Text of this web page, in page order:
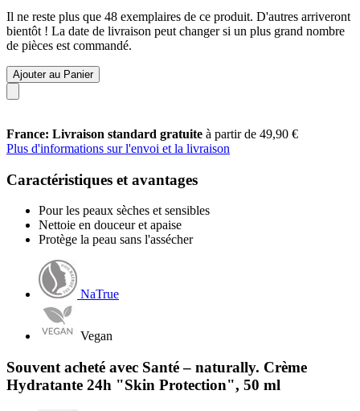
Il ne reste plus que 48 exemplaires de ce produit. D'autres arriveront
bientôt ! La date de livraison peut changer si un plus grand nombre
de pièces est commandé.
Ajouter au Panier
France: Livraison standard gratuite à partir de 49,90 €
Plus d'informations sur l'envoi et la livraison
Caractéristiques et avantages
Pour les peaux sèches et sensibles
Nettoie en douceur et apaise
Protège la peau sans l'assécher
NaTrue
Vegan
Souvent acheté avec Santé – naturally. Crème
Hydratante 24h "Skin Protection", 50 ml